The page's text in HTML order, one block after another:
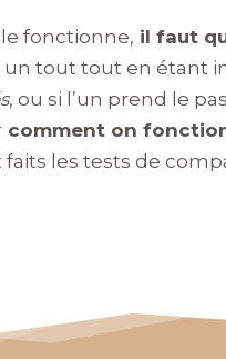
fonctionne, il faut
tout tout en étant
, ou si l’un prend le
comment on
les tests de